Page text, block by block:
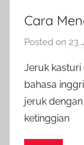
Cara
Posted on 23
Jeruk
bahasa
jeruk
ketinggian